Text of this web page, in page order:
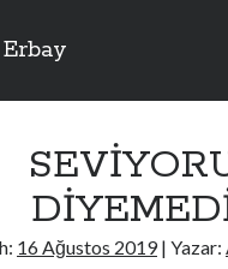
BOŞUNA
HARAM YEMEM
16 Ağustos 2019| Yazar: